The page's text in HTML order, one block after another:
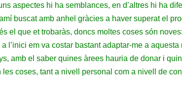
aspectes hi ha semblances, en d’altres hi ha
buscat amb anhel gràcies a haver superat el
el que et trobaràs, doncs moltes coses són
l’inici em va costar bastant adaptar-me a
amb el saber quines àrees hauria de donar i
coses, tant a nivell personal com a nivell de